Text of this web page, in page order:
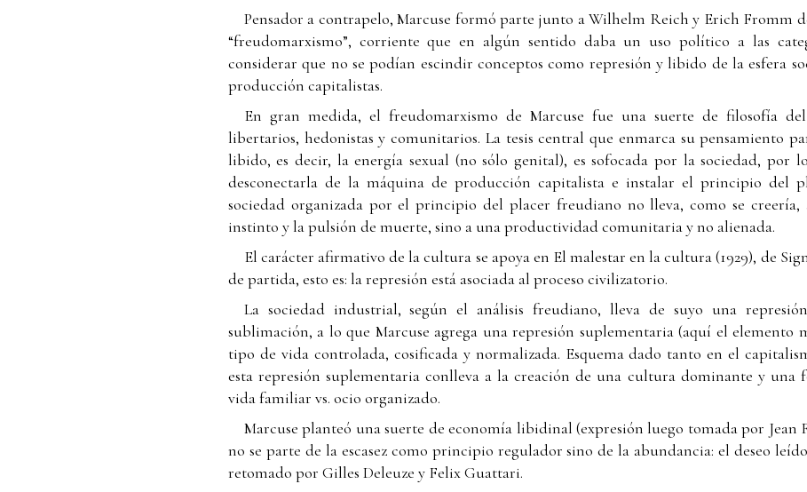
Pensador a contrapelo, Marcuse formó parte junto a Wilhelm Reich y Erich Fromm
“freudomarxismo”, corriente que en algún sentido daba un uso político a las
considerar que no se podían escindir conceptos como represión y libido de la esfera
producción capitalistas.
En gran medida, el freudomarxismo de Marcuse fue una suerte de filosofía
libertarios, hedonistas y comunitarios. La tesis central que enmarca su pensamiento
libido, es decir, la energía sexual (no sólo genital), es sofocada por la sociedad, por
desconectarla de la máquina de producción capitalista e instalar el principio del
sociedad organizada por el principio del placer freudiano no lleva, como se
instinto y la pulsión de muerte, sino a una productividad comunitaria y no alienada.
El carácter afirmativo de la cultura se apoya en El malestar en la cultura (1929), de
de partida, esto es: la represión está asociada al proceso civilizatorio.
La sociedad industrial, según el análisis freudiano, lleva de suyo una
sublimación, a lo que Marcuse agrega una represión suplementaria (aquí el elemento
tipo de vida controlada, cosificada y normalizada. Esquema dado tanto en el
esta represión suplementaria conlleva a la creación de una cultura dominante y una
vida familiar vs. ocio organizado.
Marcuse planteó una suerte de economía libidinal (expresión luego tomada por Jean
no se parte de la escasez como principio regulador sino de la abundancia: el deseo
retomado por Gilles Deleuze y Felix Guattari.